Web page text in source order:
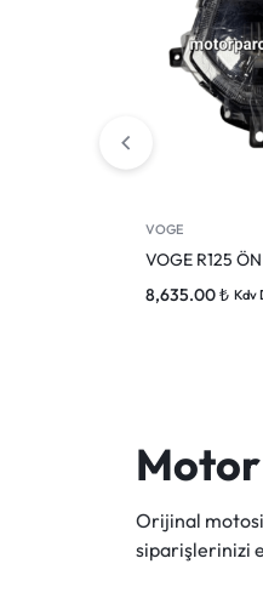
VOGE
VOGE R125
8,635.00₺ Kdv
Motor
Orijinal
siparişlerinizi